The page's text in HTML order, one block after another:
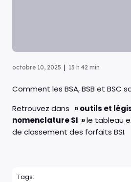
octobre 10, 2025 | 15 h 42 min
Comment les BSA, BSB et BSC
Retrouvez dans » outils et
nomenclature SI »le tableau
de classement des forfaits BSI.
Tags: